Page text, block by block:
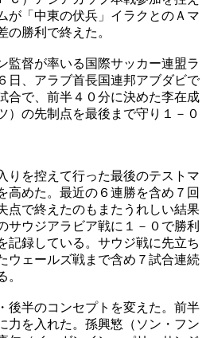
が「中東の伏兵」イラクとのＡマ
の勝利で終えた。
監督が率いる国際サッカー連盟ラ
日、アラブ首長国連邦アブダビで
合で、前半４０分に決めた李在成
）の先制点を最後まで守り１－０
りを控えて行った最後のテストマ
高めた。最近の６連勝を含め７回
点で終えたのもまたうれしい結果
サウジアラビア戦に１－０で勝利
記録している。サウジ戦に先立ち
ウェールズ戦まで含め７試合連続
。
後半のコンセプトを変えた。前半
力を入れた。孫興慜（ソン・フン